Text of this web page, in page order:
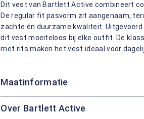
Dit vest van Bartlett Active combineert
De regular fit pasvorm zit aangenaam,
zachte én duurzame kwaliteit.
dit vest moeiteloos bij elke outfit. De
met rits maken het vest ideaal voor
Maatinformatie
Over Bartlett Active